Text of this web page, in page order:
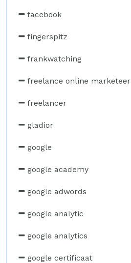
facebook
fingerspitz
frankwatching
freelance online marketeer
freelancer
gladior
google
google academy
google adwords
google analytic
google analytics
google certificaat